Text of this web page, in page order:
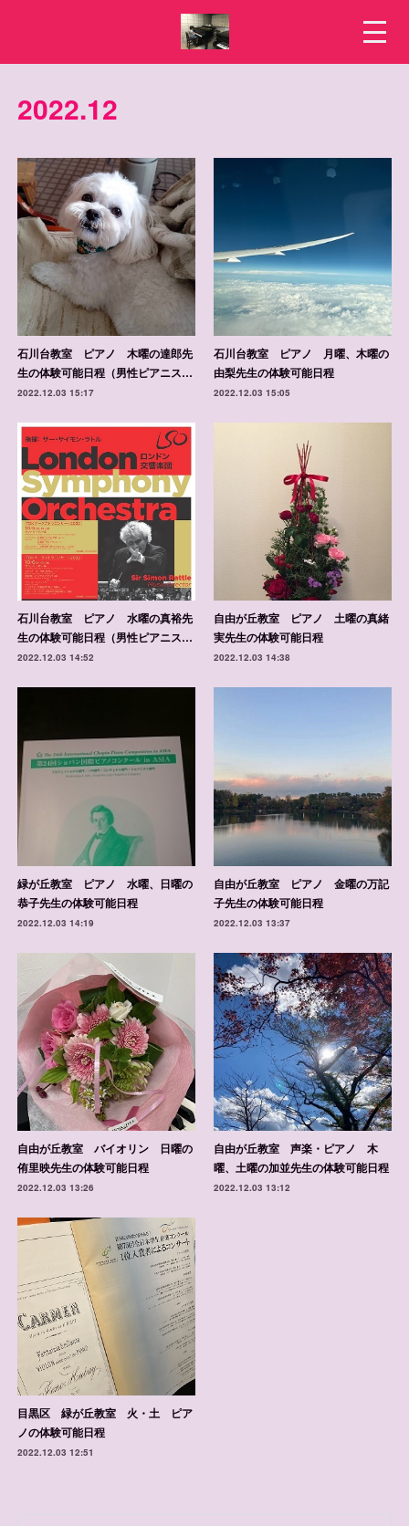
2022.12
石川台教室 ピアノ 木曜の達郎先
生の体験可能日程（男性ピアニス…
2022.12.03 15:17
石川台教室 ピアノ 月曜、木曜の
由梨先生の体験可能日程
2022.12.03 15:05
石川台教室 ピアノ 水曜の真裕先
生の体験可能日程（男性ピアニス…
2022.12.03 14:52
自由が丘教室 ピアノ 土曜の真緒
実先生の体験可能日程
2022.12.03 14:38
緑が丘教室 ピアノ 水曜、日曜の
恭子先生の体験可能日程
2022.12.03 14:19
自由が丘教室 ピアノ 金曜の万記
子先生の体験可能日程
2022.12.03 13:37
自由が丘教室 バイオリン 日曜の
侑里映先生の体験可能日程
2022.12.03 13:26
自由が丘教室 声楽・ピアノ 木
曜、土曜の加並先生の体験可能日程
2022.12.03 13:12
目黒区 緑が丘教室 火・土 ピア
ノの体験可能日程
2022.12.03 12:51